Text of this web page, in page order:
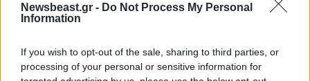
Newsbeast.gr - Do Not Process My Personal
Information
If you wish to opt-out of the sale, sharing to third parties, or
processing of your personal or sensitive information for